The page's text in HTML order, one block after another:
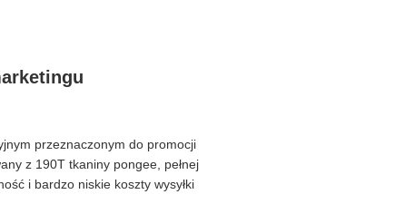
przeznaczonym do promocji
z 190T tkaniny pongee, pełnej
i bardzo niskie koszty wysyłki